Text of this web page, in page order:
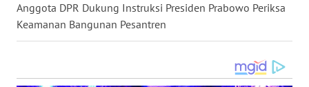
Anggota DPR Dukung Instruksi Presiden Prabowo Periksa
Keamanan Bangunan Pesantren
WN
BABEL
SUMBAR